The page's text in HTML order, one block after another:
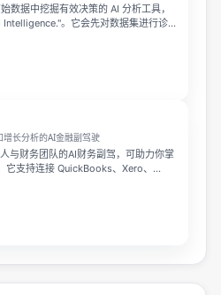
数据中挖掘有效决策的 AI 分析工具，
。它会先对数据集进行诊
增长分析的AI金融副驾驶
与财务团队的AI财务副驾，可助力你掌
支持连接 QuickBooks、Xero、